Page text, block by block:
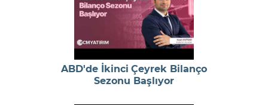
ABD'de İkinci Çeyrek Bilanço
Sezonu Başlıyor